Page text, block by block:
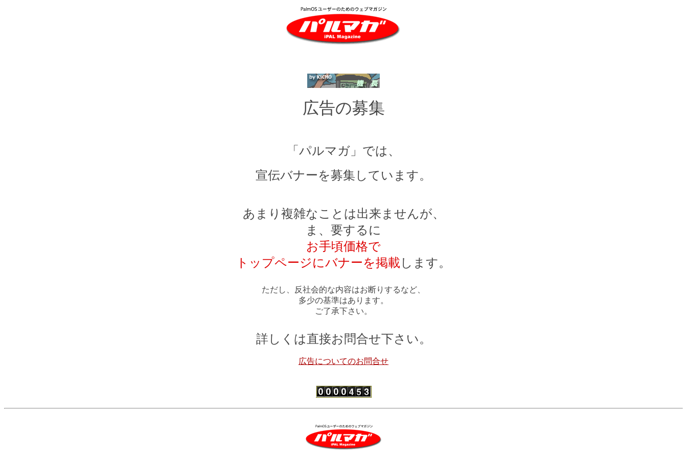
広告の募集
「パルマガ」では、
宣伝バナーを募集しています。
あまり複雑なことは出来ませんが、
ま、要するに
お手頃価格で
トップページにバナーを掲載 します。
ただし、反社会的な内容はお断りするなど、
多少の基準はあります。
ご了承下さい。
詳しくは直接お問合せ下さい。
広告についてのお問合せ